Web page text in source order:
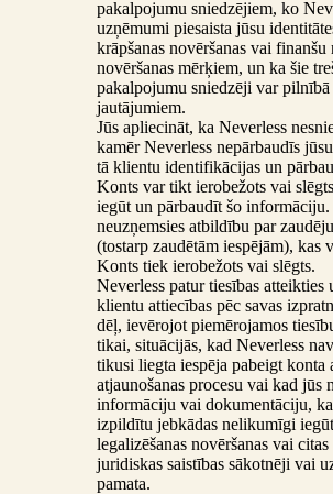
pakalpojumu sniedzējiem, ko
uzņēmumi piesaista jūsu
krāpšanas novēršanas vai finanšu
novēršanas mērķiem, un ka šie
pakalpojumu sniedzēji var pilnībā
jautājumiem.
Jūs apliecināt, ka Neverless
kamēr Neverless nepārbaudīs
tā klientu identifikācijas un
Konts var tikt ierobežots vai
iegūt un pārbaudīt šo informāciju.
neuzņemsies atbildību par
(tostarp zaudētām iespējām), kas
Konts tiek ierobežots vai slēgts.
Neverless patur tiesības atteikties
klientu attiecības pēc savas
dēļ, ievērojot piemērojamos
tikai, situācijās, kad Neverless
tikusi liegta iespēja pabeigt konta
atjaunošanas procesu vai kad jūs
informāciju vai dokumentāciju,
izpildītu jebkādas nelikumīgi
legalizēšanas novēršanas vai
juridiskas saistības sākotnēji vai
pamata.